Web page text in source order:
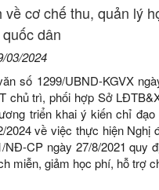
về cơ chế thu, quản lý
dân
03/2024
số 1299/UBND-KGVX
chủ trì, phối hợp Sở
triển khai ý kiến chỉ
2024 về việc thực hiện
CP ngày 27/8/2021
miễn, giảm học phí, hỗ trợ